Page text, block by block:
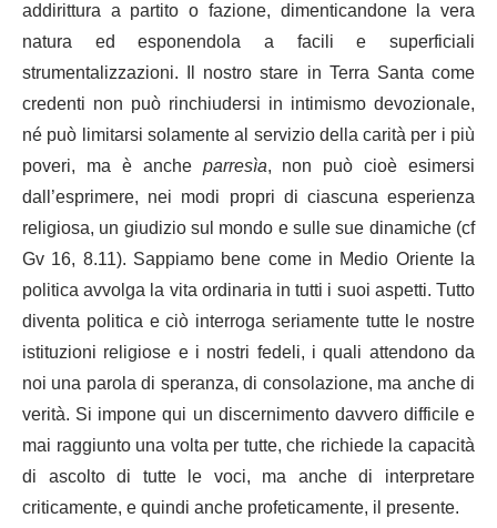
addirittura a partito o fazione, dimenticandone la vera
natura ed esponendola a facili e superficiali
strumentalizzazioni. Il nostro stare in Terra Santa come
credenti non può rinchiudersi in intimismo devozionale,
né può limitarsi solamente al servizio della carità per i più
poveri, ma è ancheparresìa, non può cioè esimersi
dall’esprimere, nei modi propri di ciascuna esperienza
religiosa, un giudizio sul mondo e sulle sue dinamiche (cf
Gv 16, 8.11). Sappiamo bene come in Medio Oriente la
politica avvolga la vita ordinaria in tutti i suoi aspetti. Tutto
diventa politica e ciò interroga seriamente tutte le nostre
istituzioni religiose e i nostri fedeli, i quali attendono da
noi una parola di speranza, di consolazione, ma anche di
verità. Si impone qui un discernimento davvero difficile e
mai raggiunto una volta per tutte, che richiede la capacità
di ascolto di tutte le voci, ma anche di interpretare
criticamente, e quindi anche profeticamente, il presente.